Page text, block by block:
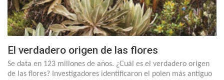
El verdadero origen de las flores
Se data en 123 millones de años. ¿Cuál es el verdadero origen
de las flores? Investigadores identificaron el polen más antiguo